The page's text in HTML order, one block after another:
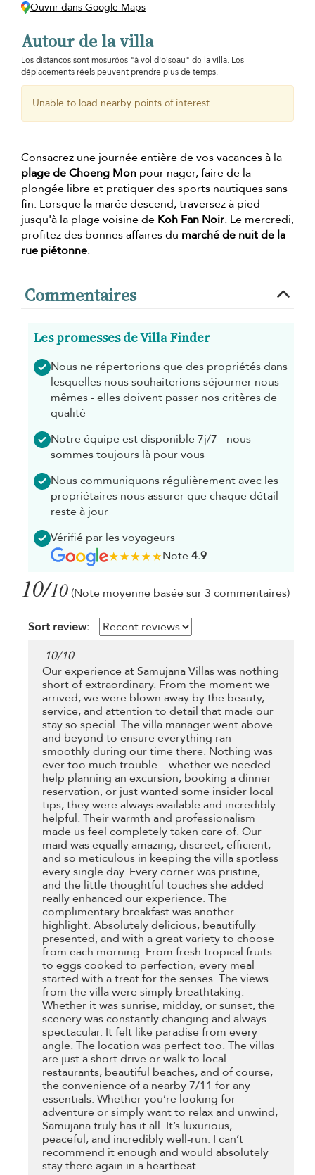
Ouvrir dans Google Maps
Autour de la villa
Les distances sont mesurées "à vol d'oiseau" de la villa. Les
déplacements réels peuvent prendre plus de temps.
Unable to load nearby points of interest.
Consacrez une journée entière de vos vacances à la
plage de Choeng Mon pour nager, faire de la
plongée libre et pratiquer des sports nautiques sans
fin. Lorsque la marée descend, traversez à pied
jusqu'à la plage voisine de Koh Fan Noir. Le mercredi,
profitez des bonnes affaires du marché de nuit de la
rue piétonne.
Commentaires
Les promesses de Villa Finder
Nous ne répertorions que des propriétés dans
lesquelles nous souhaiterions séjourner nous-
mêmes - elles doivent passer nos critères de
qualité
Notre équipe est disponible 7j/7 - nous
sommes toujours là pour vous
Nous communiquons régulièrement avec les
propriétaires nous assurer que chaque détail
reste à jour
Vérifié par les voyageurs
Note4.9
10/10 (Note moyenne basée sur 3 commentaires)
Sort review:
10/10
Our experience at Samujana Villas was nothing
short of extraordinary. From the moment we
arrived, we were blown away by the beauty,
service, and attention to detail that made our
stay so special. The villa manager went above
and beyond to ensure everything ran
smoothly during our time there. Nothing was
ever too much trouble—whether we needed
help planning an excursion, booking a dinner
reservation, or just wanted some insider local
tips, they were always available and incredibly
helpful. Their warmth and professionalism
made us feel completely taken care of. Our
maid was equally amazing, discreet, efficient,
and so meticulous in keeping the villa spotless
every single day. Every corner was pristine,
and the little thoughtful touches she added
really enhanced our experience. The
complimentary breakfast was another
highlight. Absolutely delicious, beautifully
presented, and with a great variety to choose
from each morning. From fresh tropical fruits
to eggs cooked to perfection, every meal
started with a treat for the senses. The views
from the villa were simply breathtaking.
Whether it was sunrise, midday, or sunset, the
scenery was constantly changing and always
spectacular. It felt like paradise from every
angle. The location was perfect too. The villas
are just a short drive or walk to local
restaurants, beautiful beaches, and of course,
the convenience of a nearby 7/11 for any
essentials. Whether you’re looking for
adventure or simply want to relax and unwind,
Samujana truly has it all. It’s luxurious,
peaceful, and incredibly well-run. I can’t
recommend it enough and would absolutely
stay there again in a heartbeat.